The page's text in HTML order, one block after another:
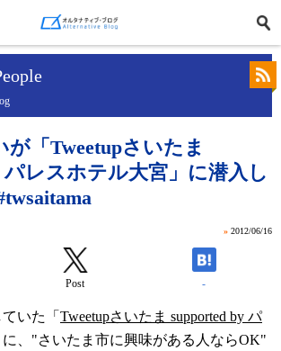
「Tweetupさいたま
パレスホテル大宮」に潜入し
» 2012/06/16
Post -
いた「 Tweetupさいたま supported by パ
に、"さいたま市に興味がある人ならOK"